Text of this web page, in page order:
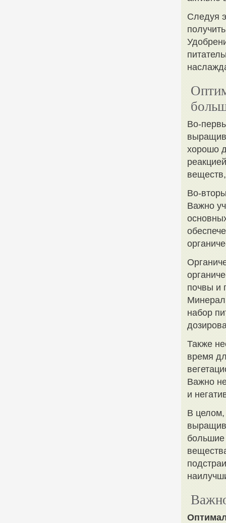
Следуя
Во-
хорошо
Во-
Важно
почвы и
набор
Также
время
Важно
и
В целом,